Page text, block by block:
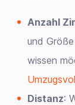
Anzahl
und
wissen
Distanz: